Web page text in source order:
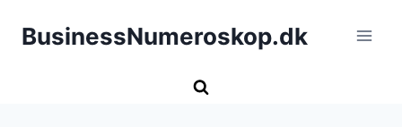
BusinessNumeroskop.dk